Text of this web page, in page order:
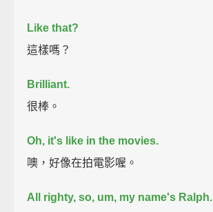
Like that?
這樣嗎？
Brilliant.
很棒。
Oh, it's like in the movies.
噢，好像在拍電影喔。
All righty, so, um, my name's Ralph.